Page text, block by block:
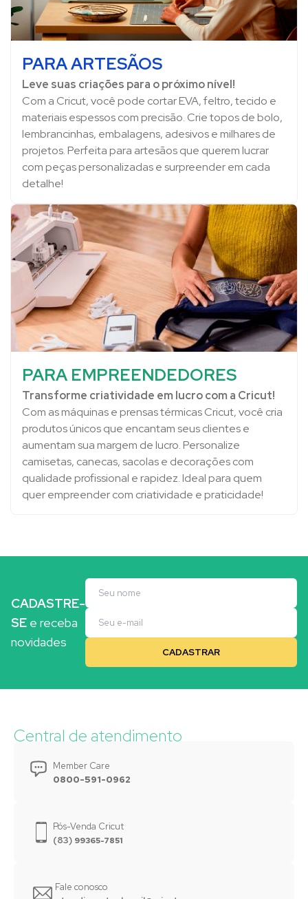
PARA ARTESÃOS
Leve suas criações para o próximo nível!
Com a Cricut, você pode cortar EVA, feltro, tecido e
materiais espessos com precisão. Crie topos de bolo,
lembrancinhas, embalagens, adesivos e milhares de
projetos. Perfeita para artesãos que querem lucrar
com peças personalizadas e surpreender em cada
detalhe!
PARA EMPREENDEDORES
Transforme criatividade em lucro com a Cricut!
Com as máquinas e prensas térmicas Cricut, você cria
produtos únicos que encantam seus clientes e
aumentam sua margem de lucro. Personalize
camisetas, canecas, sacolas e decorações com
qualidade profissional e rapidez. Ideal para quem
quer empreender com criatividade e praticidade!
CADASTRE-
SE e receba
novidades
Central de atendimento
Member Care
0800-591-0962
Pós-Venda Cricut
(83) 99365-7851
Fale conosco